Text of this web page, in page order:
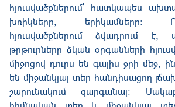
հյուսվածքներում՝ հատկապես
խռիկները, երիկամները։
հյուսվածքներում ձվադրում է,
թրթուրները ձկան օրգանների
միջոցով դուրս են գալիս ջրի մեջ,
են միջանկյալ տեր հանդիսացող
շարունակում զարգանալ: